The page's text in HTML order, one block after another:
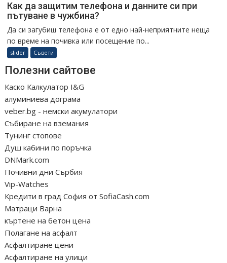
Как да защитим телефона и данните си при
пътуване в чужбина?
Да си загубиш телефона е от едно най-неприятните неща
по време на почивка или посещение по...
slider Съвети
Полезни сайтове
Каско Калкулатор I&G
алуминиева дограма
veber.bg - немски акумулатори
Събиране на вземания
Тунинг стопове
Душ кабини по поръчка
DNMark.com
Почивни дни Сърбия
Vip-Watches
Кредити в град София от SofiaCash.com
Матраци Варна
къртене на бетон цена
Полагане на асфалт
Асфалтиране цени
Асфалтиране на улици